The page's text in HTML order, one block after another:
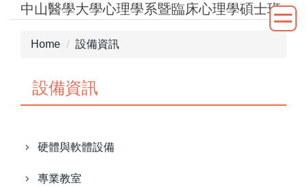
Jump中山醫學大學心理學系暨臨床心理學碩士班
Home 設備資訊
設備資訊
硬體與軟體設備
專業教室